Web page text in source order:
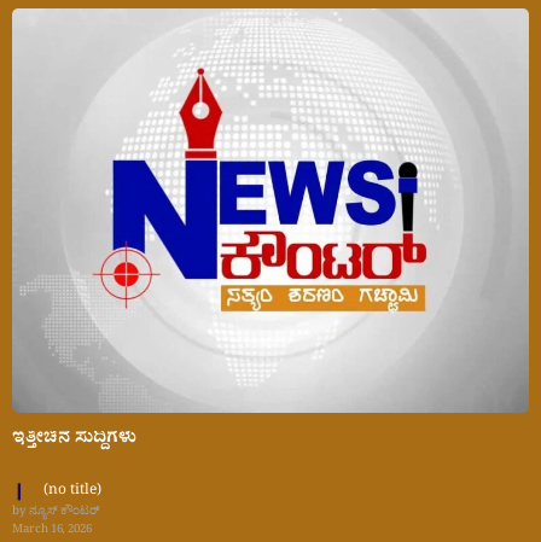
ಇತ್ತೀಚಿನ ಸುದ್ದಿಗಳು
(no title)
by ನ್ಯೂಸ್ ಕೌಂಟರ್
March 16, 2026